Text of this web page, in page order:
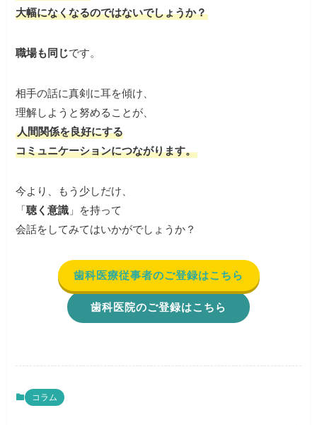
大幅になくなるのではないでしょうか？
職場も同じです。
相手の話に真剣に耳を傾け、
理解しようと努めることが、
人間関係を良好にする
コミュニケーションにつながります。
今より、もう少しだけ、
「聴く意識 」を持って
会話をしてみてはいかがでしょうか？
歯科医療従事者のご登録はこちら
歯科医院のご登録はこちら
コラム